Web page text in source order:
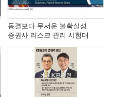
동결보다 무서운 불확실성…
증권사 리스크 관리 시험대